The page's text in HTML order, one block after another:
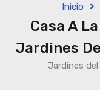
Inicio
Casa A
Jardines
Jardines